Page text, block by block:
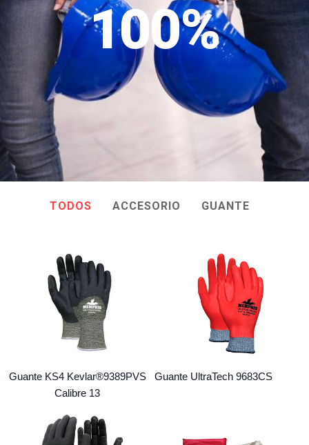
100%
TODOS ACCESORIO GUANTE
Guante KS4 Kevlar®9389PVS
Calibre 13
Guante UltraTech 9683CS